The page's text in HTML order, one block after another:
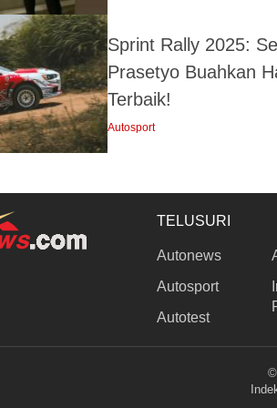
Sprint Rally 2025:
Prasetyo Buahkan
Terbaik!
Autosport
TELUSURI
Autonews
Autosport
Autotest
©